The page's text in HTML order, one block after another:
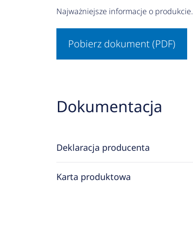
Najważniejsze informacje o produkcie.
Pobierz dokument (PDF)
Dokumentacja
Deklaracja producenta
Karta produktowa